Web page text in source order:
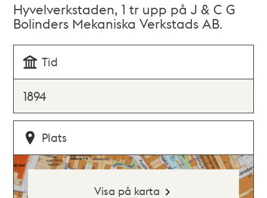
Hyvelverkstaden, 1 tr upp på J & C G
Bolinders Mekaniska Verkstads AB.
Tid
1894
Plats
Visa på karta